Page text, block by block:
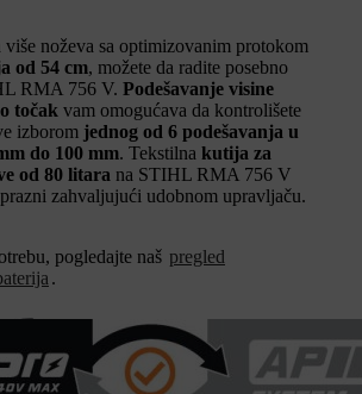
noževa sa optimizovanim protokom
od 54 cm, možete da radite posebno
RMA 756 V. Podešavanje visine
točak vam omogućava da kontrolišete
izborom jednog od 6 podešavanja u
do 100 mm. Tekstilna kutija za
od 80 litara na STIHL RMA 756 V
zahvaljujući udobnom upravljaču.
pogledajte naš pregled
.